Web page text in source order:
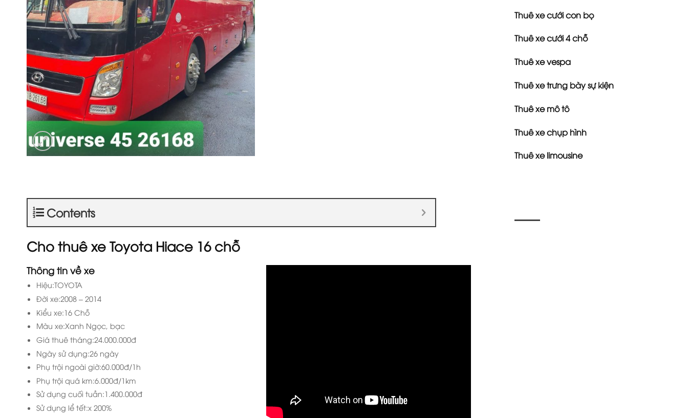
Contents
Cho thuê xe Toyota Hiace 16 chỗ
Thông tin về xe
Hiệu:TOYOTA
Đời xe:2008 – 2014
Kiểu xe:16 Chỗ
Màu xe:Xanh Ngọc, bạc
Giá thuê tháng:24.000.000đ
Ngày sử dụng:26 ngày
Phụ trội ngoài giờ:60.000đ/1h
Phụ trội quá km:6.000đ/1km
Sử dụng cuối tuần:1.400.000đ
Sử dụng lể tết:x 200%
Thuê xe cưới con bọ
Thuê xe cưới 4 chỗ
Thuê xe vespa
Thuê xe trưng bày sự kiện
Thuê xe mô tô
Thuê xe chụp hình
Thuê xe limousine